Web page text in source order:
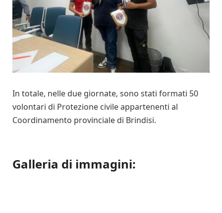
In totale, nelle due giornate, sono stati formati 50
volontari di Protezione civile appartenenti al
Coordinamento provinciale di Brindisi.
Galleria di immagini: